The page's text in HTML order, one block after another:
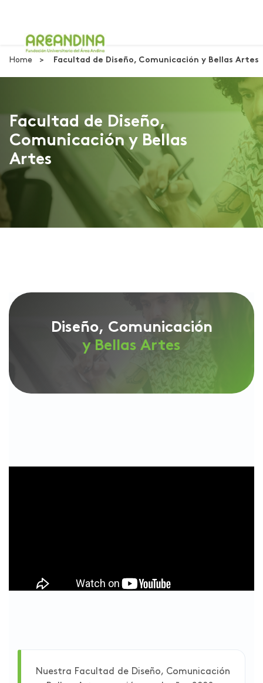
Home Facultad de Diseño, Comunicación y Bellas Artes
Facultad de Diseño,
Comunicación y Bellas
Artes
Diseño, Comunicación
y Bellas Artes
Nuestra Facultad de Diseño, Comunicación